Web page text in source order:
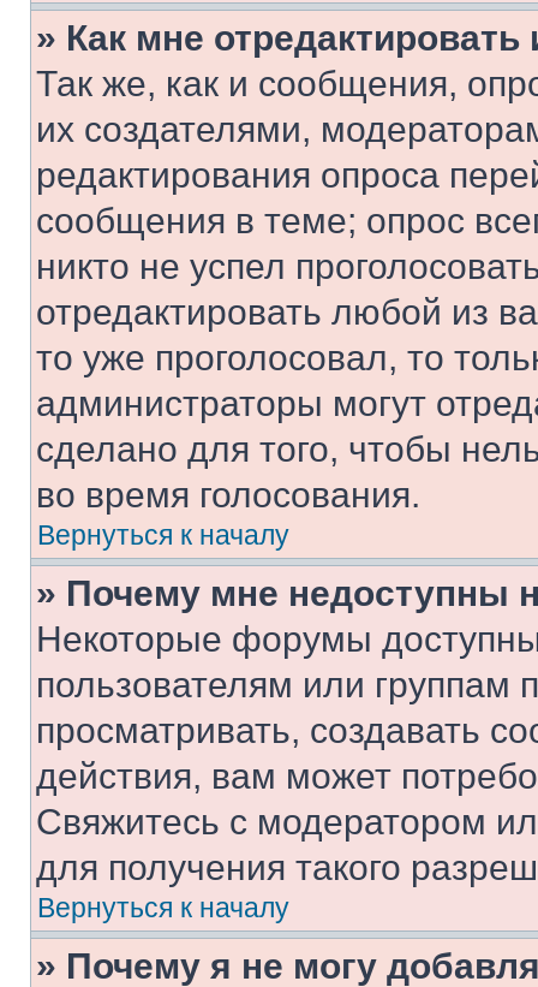
» Как мне
Так же, как и сообщения,
их создателями,
редактирования опроса
сообщения в теме; опрос
никто не успел
отредактировать любой из
то уже проголосовал, то
администраторы могут
сделано для того, чтобы
во время голосования.
Вернуться к началу
» Почему мне недоступны
Некоторые форумы
пользователям или группам
просматривать, создавать
действия, вам может
Свяжитесь с модератором
для получения такого
Вернуться к началу
» Почему я не могу